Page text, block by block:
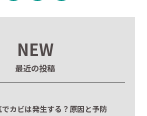
NEW
最近の投稿
カビは発生する？原因と予防